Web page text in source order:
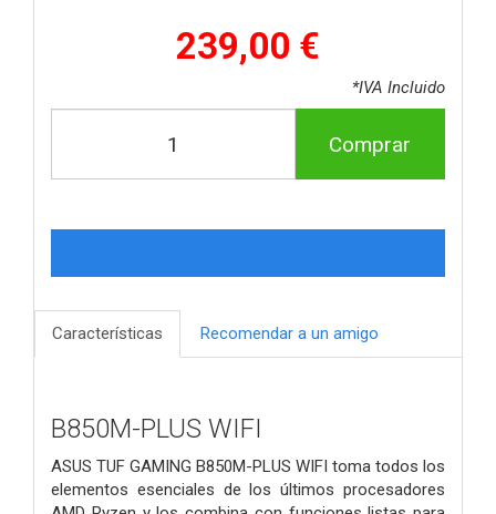
239,00 €
*IVA Incluido
Comprar
Características Recomendar a un amigo
B850M-PLUS WIFI
ASUS TUF GAMING B850M-PLUS WIFI toma todos los
elementos esenciales de los últimos procesadores